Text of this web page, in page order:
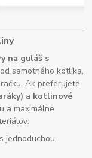
na guláš s
samotného kotlíka,
Ak preferujete
a kotlinové
a maximálne
jednoduchou